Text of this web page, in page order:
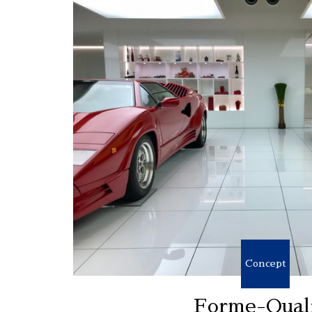
Concept
Forme-